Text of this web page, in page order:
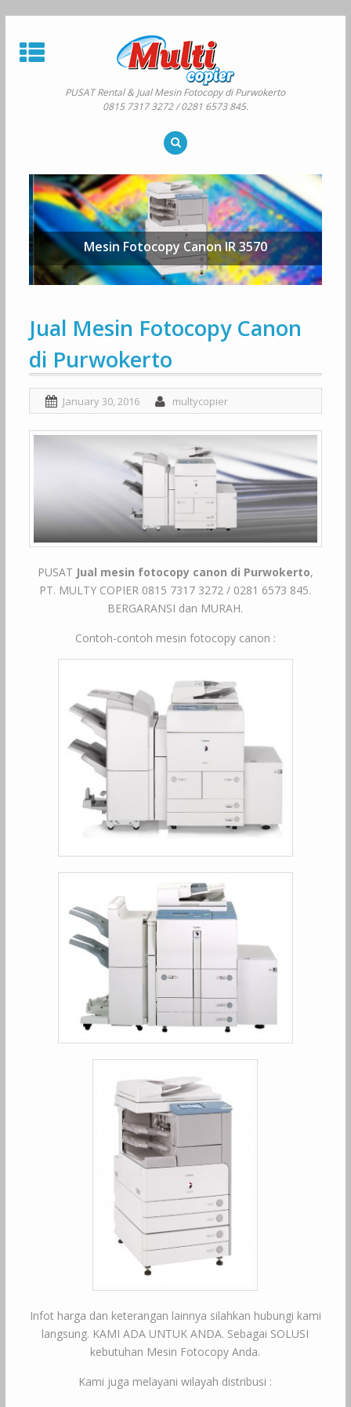
to
content
PUSAT Rental & Jual Mesin Fotocopy di Purwokerto
0815 7317 3272 / 0281 6573 845.
Mesin Fotocopy Canon IR 3570
Jual Mesin Fotocopy Canon
di Purwokerto
January 30, 2016 multycopier
PUSAT Jual mesin fotocopy canon di Purwokerto,
PT. MULTY COPIER 0815 7317 3272 / 0281 6573 845.
BERGARANSI dan MURAH.
Contoh-contoh mesin fotocopy canon :
Infot harga dan keterangan lainnya silahkan hubungi kami
langsung. KAMI ADA UNTUK ANDA. Sebagai SOLUSI
kebutuhan Mesin Fotocopy Anda.
Kami juga melayani wilayah distribusi :